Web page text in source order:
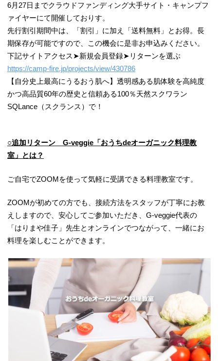
6月27日までクラウドファンディング大手サイト・キャンプフ
ァイヤーにて開催しておりす。
先行割引期間中は、「割引」に加え「送料無料」とお得。長
期保存が可能ですので、この機会に是非お申込みください。
下記サイトアクセス➤新規会員登録➤リターンを選ぶ
https://camp-fire.jp/projects/view/430786
【自分史上最高にうるおう肌へ】透明感ある肌体験を高純度
かつ高品質60年の歴史と信頼ある100％天然スクワラン
SQLance（スクランス）で！
○追加リターン G-veggie「おうちdeオーガニック料理教
室」とは？
ご自宅でZOOMを使って気軽に受講できる料理教室です。
ZOOMが初めての方でも、接続方法をスタッフが丁寧にお教
えしますので、安心してご参加いただき、G-veggie代表の
「はりまや佳子」先生とオンラインでつながって、一緒にお
料理を楽しむことができます。